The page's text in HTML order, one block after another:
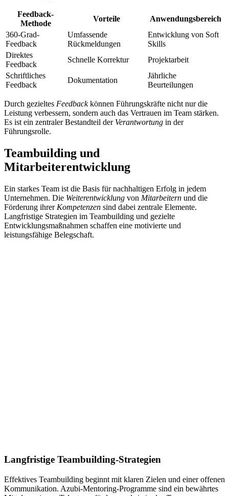
Feedback-
Methode
Vorteile
Anwendungsbereich
360-Grad-
Feedback
Umfassende
Rückmeldungen
Entwicklung von Soft
Skills
Direktes
Feedback
Schnelle Korrektur
Projektarbeit
Schriftliches
Feedback
Dokumentation
Jährliche
Beurteilungen
Durch gezieltes Feedbackkönnen Führungskräfte nicht nur die
Leistung verbessern, sondern auch das Vertrauen im Team stärken.
Es ist ein zentraler Bestandteil der Verantwortung in der
Führungsrolle.
Teambuilding und
Mitarbeiterentwicklung
Ein starkes Team ist die Basis für nachhaltigen Erfolg in jedem
Unternehmen. Die Weiterentwicklung von Mitarbeitern und die
Förderung ihrer Kompetenzen sind dabei zentrale Elemente.
Langfristige Strategien im Teambuilding und gezielte
Entwicklungsmaßnahmen schaffen eine motivierte und
leistungsfähige Belegschaft.
Langfristige Teambuilding-Strategien
Effektives Teambuilding beginnt mit klaren Zielen und einer offenen
Kommunikation. Azubi-Mentoring-Programme sind ein bewährtes